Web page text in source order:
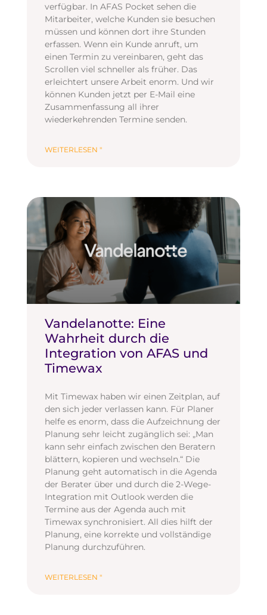
verfügbar. In AFAS Pocket sehen die
Mitarbeiter, welche Kunden sie besuchen
müssen und können dort ihre Stunden
erfassen. Wenn ein Kunde anruft, um
einen Termin zu vereinbaren, geht das
Scrollen viel schneller als früher. Das
erleichtert unsere Arbeit enorm. Und wir
können Kunden jetzt per E-Mail eine
Zusammenfassung all ihrer
wiederkehrenden Termine senden.
WEITERLESEN "
Vandelanotte: Eine
Wahrheit durch die
Integration von AFAS und
Timewax
Mit Timewax haben wir einen Zeitplan, auf
den sich jeder verlassen kann. Für Planer
helfe es enorm, dass die Aufzeichnung der
Planung sehr leicht zugänglich sei: „Man
kann sehr einfach zwischen den Beratern
blättern, kopieren und wechseln.“ Die
Planung geht automatisch in die Agenda
der Berater über und durch die 2-Wege-
Integration mit Outlook werden die
Termine aus der Agenda auch mit
Timewax synchronisiert. All dies hilft der
Planung, eine korrekte und vollständige
Planung durchzuführen.
WEITERLESEN "